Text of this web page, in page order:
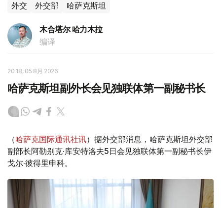
外交 外交部 哈萨克斯坦
木合塔尔 哈力木拉
编译
20:18, 05 8月 2026
哈萨克斯坦副外长会见独联体第一副秘书长
（哈萨克国际通讯社讯）据外交部消息，哈萨克斯坦外交部
副部长阿勒别克·库安特洛夫5日会见独联体第一副秘书长伊
戈尔·彼得里申科。